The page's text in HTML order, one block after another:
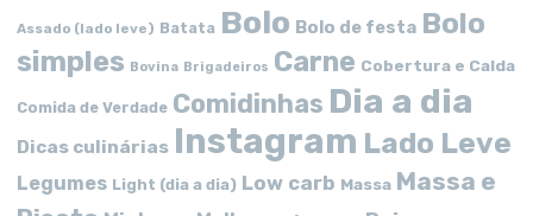
Assado (lado leve) Batata Bolo Bolo de festa Bolo
simples Bovina Brigadeiros Carne Cobertura e Calda
Comida de Verdade Comidinhas Dia a dia
Dicas culinárias Instagram Lado Leve
Legumes Light (dia a dia) Low carb Massa Massa e